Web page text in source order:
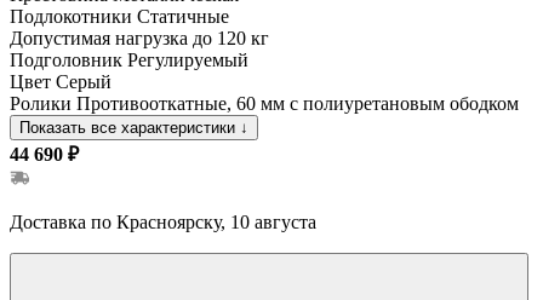
Подлокотники Статичные
Допустимая нагрузка до 120 кг
Подголовник Регулируемый
Цвет Серый
Ролики Противооткатные, 60 мм с полиуретановым ободком
Показать все характеристики ↓
44 690 ₽
Доставка по Красноярску, 10 августа